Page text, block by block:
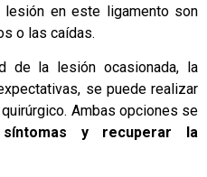
en este ligamento son
o las caídas.
de la lesión ocasionada, la
se puede realizar
Ambas opciones se
y recuperar la